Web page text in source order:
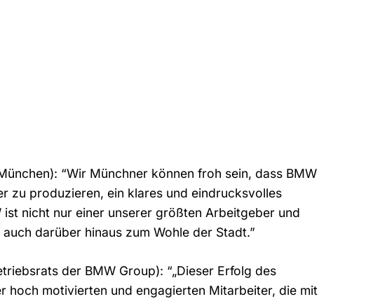
“Wir Münchner können froh sein, dass BMW
zu produzieren, ein klares und eindrucksvolles
nicht nur einer unserer größten Arbeitgeber und
darüber hinaus zum Wohle der Stadt.”
der BMW Group): “„Dieser Erfolg des
hoch motivierten und engagierten Mitarbeiter, die mit